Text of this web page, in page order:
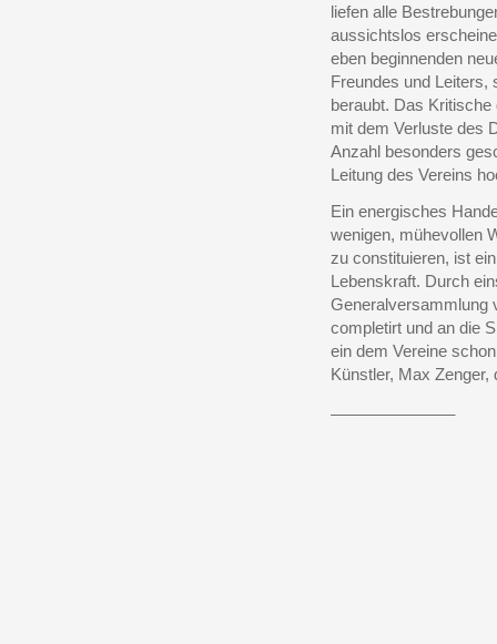
liefen alle
aussichtslos
eben beginnenden
Freundes und Leiters,
beraubt. Das
mit dem Verluste des
Anzahl besonders
Leitung des Vereins
Ein energisches
wenigen, mühevollen
zu constituieren, ist
Lebenskraft. Durch
Generalversammlung
completirt und an die
ein dem Vereine
Künstler, Max Zenger,